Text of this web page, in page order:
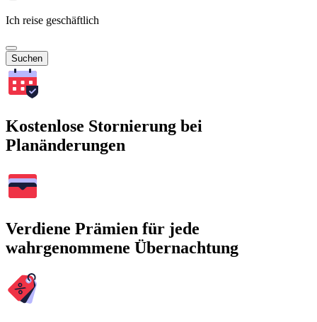
Ich reise geschäftlich
Suchen
Kostenlose Stornierung bei
Planänderungen
Verdiene Prämien für jede
wahrgenommene Übernachtung